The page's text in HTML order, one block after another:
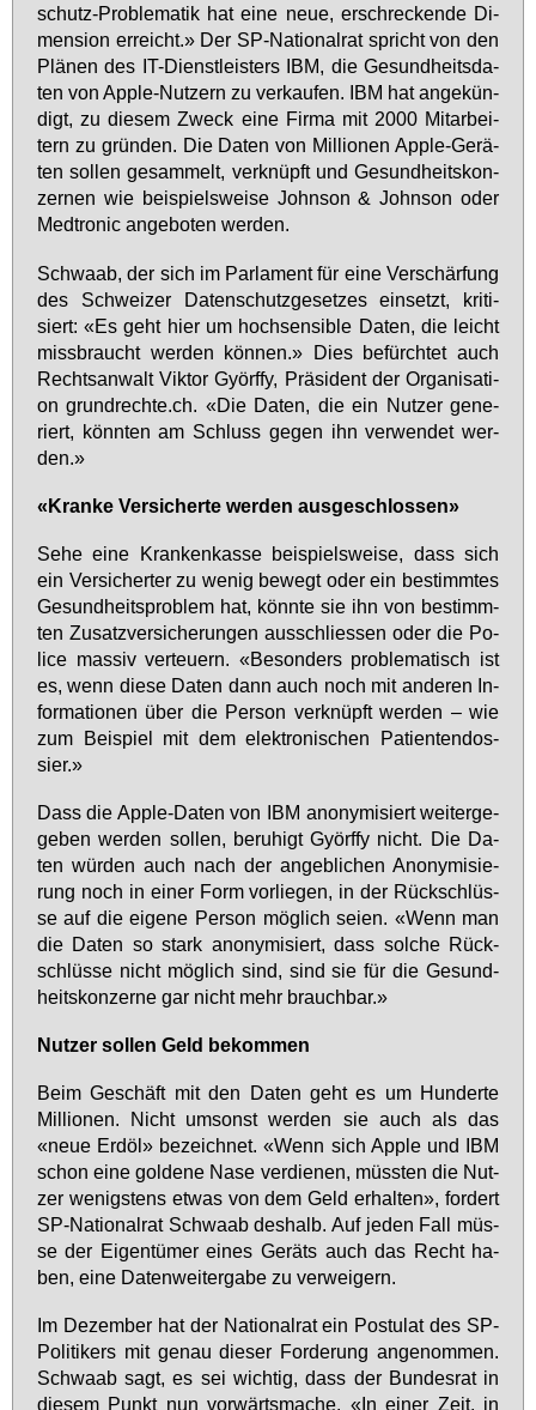
schutz-Pro­ble­ma­tik hat ei­ne neue, er­schre­cken­de Di­
men­si­on er­reicht.» Der SP-Na­tio­nal­rat spricht von den
Plä­nen des IT-Dienst­leis­ters IBM, die Ge­sund­heits­da­
ten von App­le-Nut­zern zu ver­kau­fen. IBM hat an­ge­kün­
digt, zu die­sem Zweck ei­ne Fir­ma mit 2000 Mit­ar­bei­
tern zu grün­den. Die Da­ten von Mil­lio­nen App­le-Ge­rä­
ten sol­len ge­sam­melt, ver­knüpft und Ge­sund­heits­kon­
zer­nen wie bei­spiels­wei­se John­son & John­son oder
Med­t­ro­nic an­ge­bo­ten wer­den.
Schwa­ab, der sich im Par­la­ment für ei­ne Ver­schär­fung
des Schwei­zer Da­ten­schutz­ge­set­zes ein­setzt, kri­ti­
siert: «Es geht hier um hoch­sen­si­ble Da­ten, die leicht
miss­braucht wer­den kön­nen.» Dies be­fürch­tet auch
Rechts­an­walt Vik­tor Györf­fy, Prä­si­dent der Or­ga­ni­sa­ti­
on grund­rech­te.ch. «Die Da­ten, die ein Nut­zer ge­ne­
riert, könn­ten am Schluss ge­gen ihn ver­wen­det wer­
den.»
«Kran­ke Ver­si­cher­te wer­den aus­ge­schlos­sen»
Se­he ei­ne Kran­ken­kas­se bei­spiels­wei­se, dass sich
ein Ver­si­cher­ter zu we­nig be­wegt oder ein be­stimm­tes
Ge­sund­heits­pro­blem hat, könn­te sie ihn von be­stimm­
ten Zu­satz­ver­si­che­run­gen aus­schlies­sen oder die Po­
li­ce mas­siv ver­teu­ern. «Be­son­ders pro­ble­ma­tisch ist
es, wenn die­se Da­ten dann auch noch mit an­de­ren In­
for­ma­tio­nen über die Per­son ver­knüpft wer­den – wie
zum Bei­spiel mit dem elek­tro­ni­schen Pa­ti­en­ten­dos­
sier.»
Dass die App­le-Da­ten von IBM an­ony­mi­siert wei­ter­ge­
ge­ben wer­den sol­len, be­ru­higt Györf­fy nicht. Die Da­
ten wür­den auch nach der an­geb­li­chen An­ony­mi­sie­
rung noch in ei­ner Form vor­lie­gen, in der Rück­schlüs­
se auf die ei­ge­ne Per­son mög­lich sei­en. «Wenn man
die Da­ten so stark an­ony­mi­siert, dass sol­che Rück­
schlüs­se nicht mög­lich sind, sind sie für die Ge­sund­
heits­kon­zer­ne gar nicht mehr brauch­bar.»
Nut­zer sol­len Geld be­kom­men
Beim Ge­schäft mit den Da­ten geht es um Hun­der­te
Mil­lio­nen. Nicht um­sonst wer­den sie auch als das
«neue Erd­öl» be­zeich­net. «Wenn sich App­le und IBM
schon ei­ne gol­de­ne Na­se ver­die­nen, müss­ten die Nut­
zer we­nigs­tens et­was von dem Geld er­hal­ten», for­dert
SP-Na­tio­nal­rat Schwa­ab des­halb. Auf je­den Fall müs­
se der Ei­gen­tü­mer ei­nes Ge­räts auch das Recht ha­
ben, ei­ne Da­ten­wei­ter­ga­be zu ver­wei­gern.
Im De­zem­ber hat der Na­tio­nal­rat ein Pos­tu­lat des SP-
Po­li­ti­kers mit ge­nau die­ser For­de­rung an­ge­nom­men.
Schwa­ab sagt, es sei wich­tig, dass der Bun­des­rat in
die­sem Punkt nun vor­wärts­ma­che. «In ei­ner Zeit, in